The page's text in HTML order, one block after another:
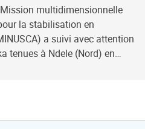
multidimensionnelle
la stabilisation en
a suivi avec attention
tenues à Ndele (Nord) en…